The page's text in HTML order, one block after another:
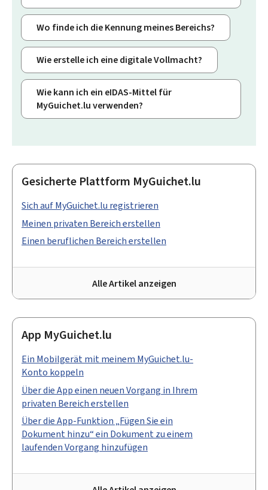
Wo finde ich die Kennung meines Bereichs?
Wie erstelle ich eine digitale Vollmacht?
Wie kann ich ein eIDAS-Mittel für
MyGuichet.lu verwenden?
Gesicherte Plattform MyGuichet.lu
Alle Artikel anzeigen
Sich auf MyGuichet.lu registrieren
Meinen privaten Bereich erstellen
Einen beruflichen Bereich erstellen
App MyGuichet.lu
Ein Mobilgerät mit meinem MyGuichet.lu-
Konto koppeln
Über die App einen neuen Vorgang in Ihrem
privaten Bereich erstellen
Über die App-Funktion „Fügen Sie ein
Dokument hinzu“ ein Dokument zu einem
laufenden Vorgang hinzufügen